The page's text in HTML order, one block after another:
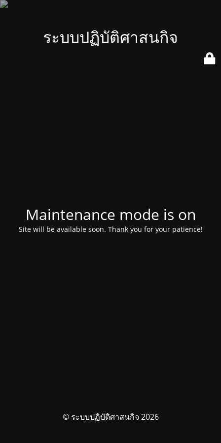
ระบบปฏิบัติศาสนกิจ
Maintenance mode is on
Site will be available soon. Thank you for your patience!
© ระบบปฏิบัติศาสนกิจ 2026